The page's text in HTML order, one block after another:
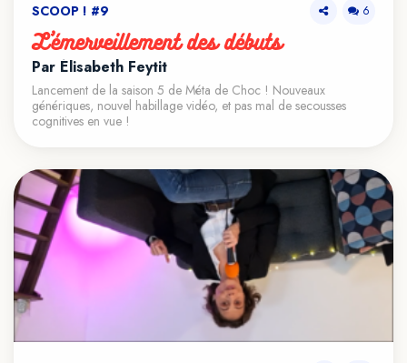
SCOOP ! #9 6
L’émerveillement des débuts
Par Élisabeth Feytit
Lancement de la saison 5 de Méta de Choc ! Nouveaux
génériques, nouvel habillage vidéo, et pas mal de secousses
cognitives en vue !